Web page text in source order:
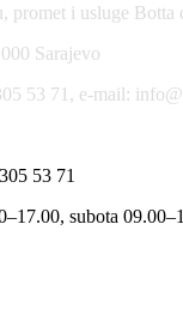
promet i usluge Botta
Sarajevo
53 71, e-mail:
53 71
subota